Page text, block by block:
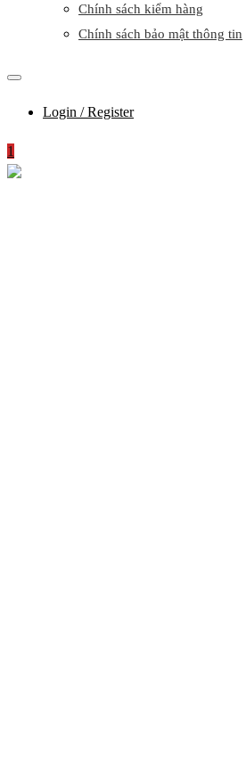
Chính sách kiểm hàng
Chính sách bảo mật thông tin
Login / Register
1